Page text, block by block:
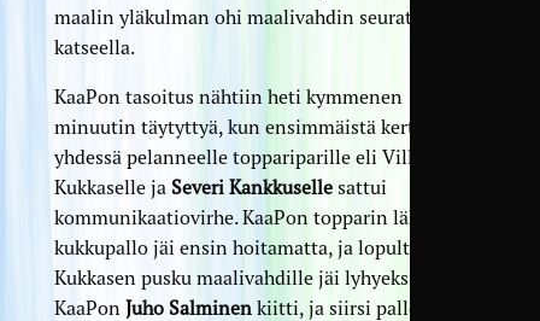
maalin yläkulman ohi maalivahdin seuratessa
katseella.
KaaPon tasoitus nähtiin heti kymmenen
minuutin täytyttyä, kun ensimmäistä kertaa
yhdessä pelanneelle toppariparille eli Ville
Kukkaselle ja Severi Kankkusellesattui
kommunikaatiovirhe. KaaPon topparin lähettämä
kukkupallo jäi ensin hoitamatta, ja lopulta
Kukkasen pusku maalivahdille jäi lyhyeksi.
KaaPon Juho Salminen kiitti, ja siirsi pallon